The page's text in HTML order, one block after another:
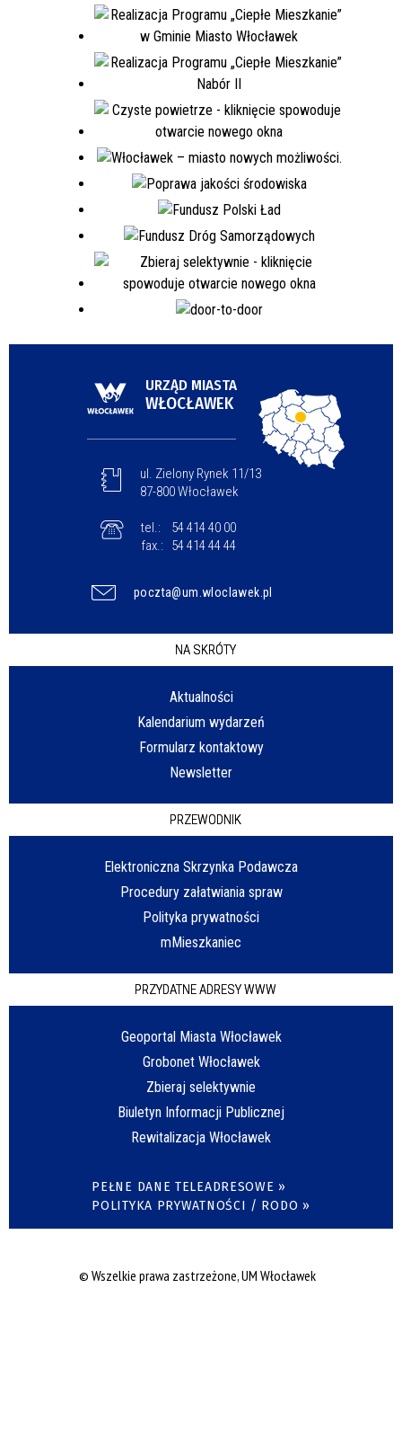
URZĄD MIASTA
WŁOCŁAWEK
ul. Zielony Rynek 11/13
87-800 Włocławek
tel.:
54 414 40 00
fax.:
54 414 44 44
poczta@um.wloclawek.pl
NA SKRÓTY
Aktualności
Kalendarium wydarzeń
Formularz kontaktowy
Newsletter
PRZEWODNIK
Elektroniczna Skrzynka Podawcza
Procedury załatwiania spraw
Polityka prywatności
mMieszkaniec
PRZYDATNE ADRESY WWW
Geoportal Miasta Włocławek
Grobonet Włocławek
Zbieraj selektywnie
Biuletyn Informacji Publicznej
Rewitalizacja Włocławek
PEŁNE DANE TELEADRESOWE »
POLITYKA PRYWATNOŚCI / RODO »
© Wszelkie prawa zastrzeżone, UM Włocławek